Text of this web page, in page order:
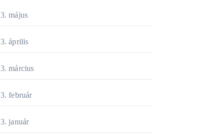
május
április
március
február
január